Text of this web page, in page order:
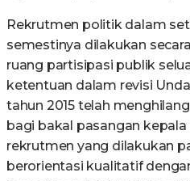
Rekrutmen politik dalam
semestinya dilakukan
ruang partisipasi publik
ketentuan dalam revisi
tahun 2015 telah
bagi bakal pasangan
rekrutmen yang dilakukan
berorientasi kualitatif